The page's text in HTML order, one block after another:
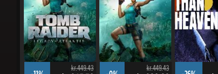
-11%
kr.449.43
kr.345.76 -0%
kr.449.43
kr.390.06 -26%